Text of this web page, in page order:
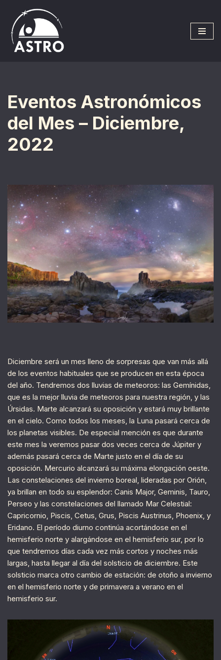
Saltar
al
contenido
Eventos Astronómicos
del Mes – Diciembre,
2022
Diciembre será un mes lleno de sorpresas que van más allá
de los eventos habituales que se producen en esta época
del año. Tendremos dos lluvias de meteoros: las Gemínidas,
que es la mejor lluvia de meteoros para nuestra región, y las
Úrsidas. Marte alcanzará su oposición y estará muy brillante
en el cielo. Como todos los meses, la Luna pasará cerca de
los planetas visibles. De especial mención es que durante
este mes la veremos pasar dos veces cerca de Júpiter y
además pasará cerca de Marte justo en el día de su
oposición. Mercurio alcanzará su máxima elongación oeste.
Las constelaciones del invierno boreal, lideradas por Orión,
ya brillan en todo su esplendor: Canis Major, Geminis, Tauro,
Perseo y las constelaciones del llamado Mar Celestial:
Capricornio, Piscis, Cetus, Grus, Piscis Austrinus, Phoenix, y
Eridano. El período diurno continúa acortándose en el
hemisferio norte y alargándose en el hemisferio sur, por lo
que tendremos días cada vez más cortos y noches más
largas, hasta llegar al día del solsticio de diciembre. Este
solsticio marca otro cambio de estación: de otoño a invierno
en el hemisferio norte y de primavera a verano en el
hemisferio sur.